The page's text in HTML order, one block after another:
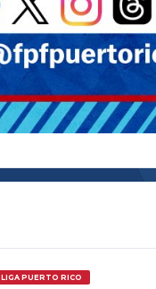
LIGA PUERTO RICO